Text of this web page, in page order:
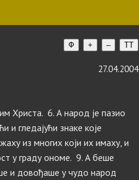
Ф + – TT
27.04.2004
Христа. 6. А народ је пазио
гледајући знаке које
из многих који их имаху, и
у граду ономе. 9. А беше
и довођаше у чудо народ